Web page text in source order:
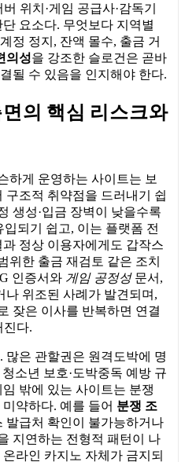
위치·게임 공급사·감독기
요소다. 무엇보다 지역별
정 정지, 잔액 몰수, 출금 거
의성을 강조한 슬로건은 곧바
될 수 있음을 인지해야 한다.
의 핵심 리스크와
하게 운영하는 사이트는 보
구조적 취약점을 드러내기 쉽
생성·입금 장벽이 낮을수록
입되기 쉽고, 이는 플랫폼 전
정상 이용자에게도 갑작스
위한 출금 재검토 같은 조치
인증서와 게임 공정성문서,
나 위조된 사례가 발견되며,
잦은 이사를 반복하면 연결
진다.
많은 관할권은 원격도박에 명
소년 보호·도박중독 예방 규
밖에 있는 사이트는 분쟁
약하다. 예를 들어 분쟁 조
발급처 확인이 불가능하거나
지연하는 전형적 패턴이 나
라인 카지노 자체가 금지되